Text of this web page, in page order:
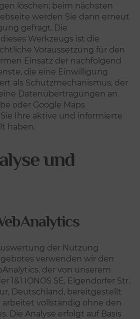
löschen; beim nächsten
werden Sie dann erneut
gefragt. Die
Werkzeugs ist die
Voraussetzung für den
Einsatz der nachfolgend
die eine Einwilligung
als Schutzmechanismus, der
Datenübertragungen an
oder Google Maps
Ihre aktive und informierte
haben.
und
der Nutzung
verwenden wir den
der von unserem
1&1 IONOS SE, Elgendorfer Str.
Deutschland, bereitgestellt
arbeitet vollständig ohne den
Die Analyse erfolgt auf Basis